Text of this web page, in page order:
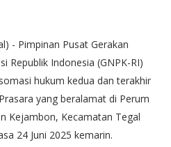
- Pimpinan Pusat Gerakan
Republik Indonesia (GNPK-RI)
hukum kedua dan terakhir
yang beralamat di Perum
Kejambon, Kecamatan Tegal
24 Juni 2025 kemarin.